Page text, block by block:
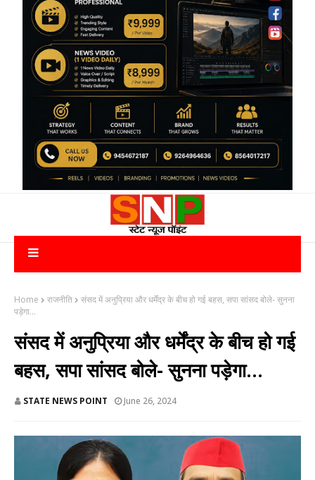
Home राजनीति
संसद में अनुप्रिया और धर्मेंद्र के बीच हो गई बहस, सपा सांसद बोले- सुनना
पड़ेगा...
संसद में अनुप्रिया और धर्मेंद्र के बीच हो गई
बहस, सपा सांसद बोले- सुनना पड़ेगा...
STATE NEWS POINT June 26, 2024